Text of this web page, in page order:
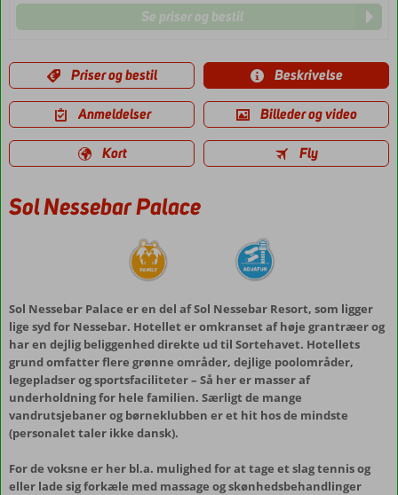
Se priser og bestil
Priser og bestil Beskrivelse
Anmeldelser Billeder og video
Kort Fly
Sol Nessebar Palace
Sol Nessebar Palace er en del af Sol Nessebar Resort, som ligger
lige syd for Nessebar. Hotellet er omkranset af høje grantræer og
har en dejlig beliggenhed direkte ud til Sortehavet. Hotellets
grund omfatter flere grønne områder, dejlige poolområder,
legepladser og sportsfaciliteter – Så her er masser af
underholdning for hele familien. Særligt de mange
vandrutsjebaner og børneklubben er et hit hos de mindste
(personalet taler ikke dansk).
For de voksne er her bl.a. mulighed for at tage et slag tennis og
eller lade sig forkæle med massage og skønhedsbehandlinger